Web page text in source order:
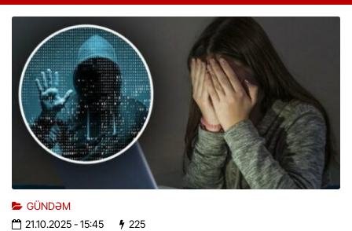
GÜNDƏM
21.10.2025- 15:45 225